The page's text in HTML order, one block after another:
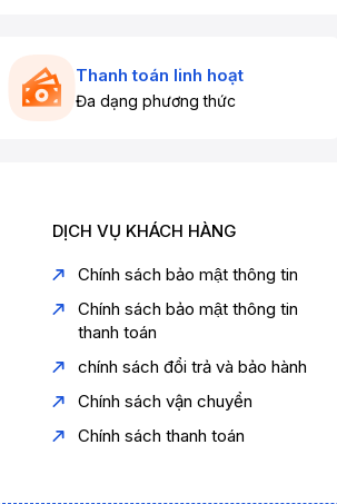
Thanh toán linh hoạt
Đa dạng phương thức
DỊCH VỤ KHÁCH HÀNG
Chính sách bảo mật thông tin
Chính sách bảo mật thông tin
thanh toán
chính sách đổi trả và bảo hành
Chính sách vận chuyển
Chính sách thanh toán